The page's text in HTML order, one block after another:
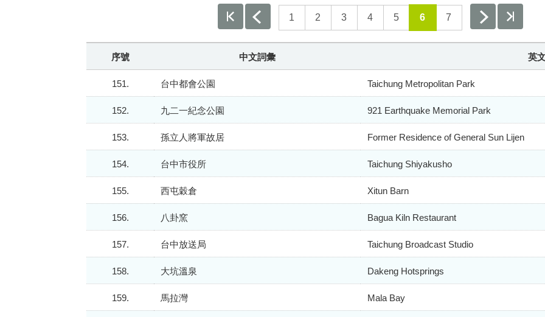
1 2 3 4 5 6 7
序號 中文詞彙 英
151. 台中都會公園 Taichung Metropolitan Park
152. 九二一紀念公園 921 Earthquake Memorial Park
153. 孫立人將軍故居 Former Residence of General Sun Lijen
154. 台中市役所 Taichung Shiyakusho
155. 西屯穀倉 Xitun Barn
156. 八卦窯 Bagua Kiln Restaurant
157. 台中放送局 Taichung Broadcast Studio
158. 大坑溫泉 Dakeng Hotsprings
159. 馬拉灣 Mala Bay